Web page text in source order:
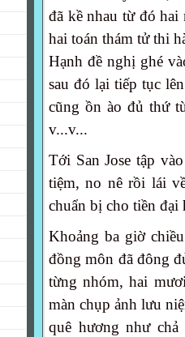
đã kề nhau từ đó
hai toán thám tử thi
Hạnh đề nghị ghé
sau đó lại tiếp tục
cũng ồn ào đủ thứ
v...v...
Tới San Jose tập
tiệm, no nê rồi lái
chuẩn bị cho tiền đại
Khoảng ba giờ
đồng môn đã đông
từng nhóm, hai
màn chụp ảnh lưu
quê hương như